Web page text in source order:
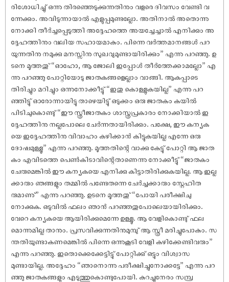
രിശോധിച്ചു് ഒന്നു തിരഞ്ഞെടുക്കുന്നതിനും വളരെ ദിവസം വേണ്ടി വ
ന്നേക്കും. അവിടുന്നായാൽ എളുപ്പമുണ്ടല്ലോ. അതിനാൽ അതൊന്നു
നോക്കി തീർച്ചപ്പെടുത്തി അദ്ദേഹത്തെ അയച്ചേച്ചാൽ എനിക്കും അ
ദ്ദേഹത്തിനും വലിയ സഹായമാകും. പിന്നെ വർത്തമാനങ്ങൾ പറ
യുന്നതിനു നമുക്കു മനസ്സിനു സുഖവുമുണ്ടായിരിക്കും” എന്നു പറഞ്ഞു. ഉ
ടനെ മൂത്തതു് “ഓഹോ, ആ ജോലി ഇപ്പോൾ തീർത്തേക്കാമല്ലോ” എ
ന്നു പറഞ്ഞു പോറ്റിയോടു ജാതകങ്ങളെല്ലാം വാങ്ങി. ആകപ്പാടെ
തിരിച്ചും മറിച്ചും ഒന്നുനോക്കീട്ടു് “ഇതു കൊള്ളുകയില്ല” എന്നു പറ
ഞ്ഞിട്ടു് ഓരോന്നായിട്ടു താഴെയിട്ടു് ഒടുക്കം ഒരു ജാതകം കയിൽ
പിടിചുകൊണ്ടു് “ഈ സ്ത്രീജാതകം ശാസ്ത്രപ്രകാരം നോക്കിയാൽ ഇ
ദ്ദേഹത്തിനു നല്ലപോലെ ചേർന്നതായിരിക്കും. പക്ഷേ, ഈ കന്യക
യെ ഇദ്ദേഹത്തിനു വിവാഹം കഴിക്കാൻ കിട്ടുകയില്ല എന്നേ ഒരു
ദോ‌ഷമുള്ളൂ” എന്നു പറഞ്ഞു. മൂത്തതിന്റെ വാക്കു കേട്ടു് പോറ്റി ആ ജാത
കം എവിടത്തെ പെൺകിടാവിന്റെതാണെന്നു നോക്കീട്ടു് “ജാതകം
ചേരുമെങ്കിൽ ഈ കന്യകയെ എനിക്കു കിട്ടാതിരിക്കുകയില്ല. ആ ഇല്ല
ക്കാരും ഞങ്ങളും തമ്മിൽ പണ്ടേതന്നെ ചേർച്ചക്കാരും സ്നേഹിത
രുമാണു്” എന്നു പറഞ്ഞു. ഉടനെ മൂത്തതു് “പോയി പരീക്ഷിചു
നോക്കുക. ഒടുവിൽ ഫലം ഞാൻ പറഞ്ഞതുപോലെയായിരിക്കും.
വേറെ കന്യകയെ ആയിരിക്കുമെന്നേ ഉള്ളൂ. ആ വേളികൊണ്ടു് ഫല
മൊന്നുമില്ല താനും. പ്രസവിക്കുന്നതിനുമുമ്പു് ആ സ്ത്രീ മരിച്ചുപോകും. സ
ന്തതിയുണ്ടാകണമെങ്കിൽ പിന്നെ ഒന്നുകൂടി വേളി കഴിക്കേണ്ടിവരും”
എന്നു പറഞ്ഞു. ഇതൊക്കെക്കേട്ടിട്ടു് പോറ്റിക്കു് ഒട്ടും വിശ്വാസ
മുണ്ടായില്ല. അദ്ദേഹം “ഞാനൊന്നു പരീക്ഷിച്ചുനോക്കട്ടേ” എന്നു പറ
ഞ്ഞു ജാതകങ്ങളും എടുത്തുകൊണ്ടുപോയി. കുറച്ചുനേരം സമ്പ്ര